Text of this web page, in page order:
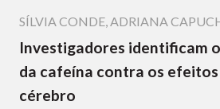
SÍLVIA CONDE,ADRIANA
Investigadores identificam
da cafeína contra os
cérebro